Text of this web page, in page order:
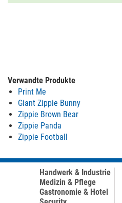
Verwandte Produkte
Print Me
Giant Zippie Bunny
Zippie Brown Bear
Zippie Panda
Zippie Football
Handwerk & Industrie
Medizin & Pflege
Gastronomie & Hotel